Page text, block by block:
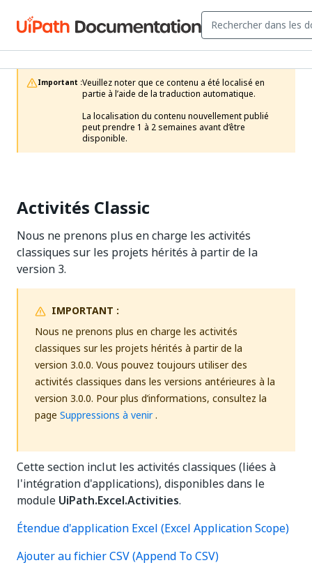
Important :Veuillez noter que ce contenu a été localisé en
partie à l’aide de la traduction automatique.
La localisation du contenu nouvellement publié
peut prendre 1 à 2 semaines avant d’être
disponible.
Activités Classic
Nous ne prenons plus en charge les activités
classiques sur les projets hérités à partir de la
version 3.
IMPORTANT :
Nous ne prenons plus en charge les activités
classiques sur les projets hérités à partir de la
version 3.0.0. Vous pouvez toujours utiliser des
activités classiques dans les versions antérieures à la
version 3.0.0. Pour plus d’informations, consultez la
page Suppressions à venir.
Cette section inclut les activités classiques (liées à
l'intégration d'applications), disponibles dans le
module UiPath.Excel.Activities.
Étendue d'application Excel (Excel Application Scope)
Ajouter au fichier CSV (Append To CSV)